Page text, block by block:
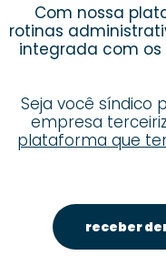
Com nossa
rotinas
integrada com
Seja você síndico
empresa
plataforma que
receber